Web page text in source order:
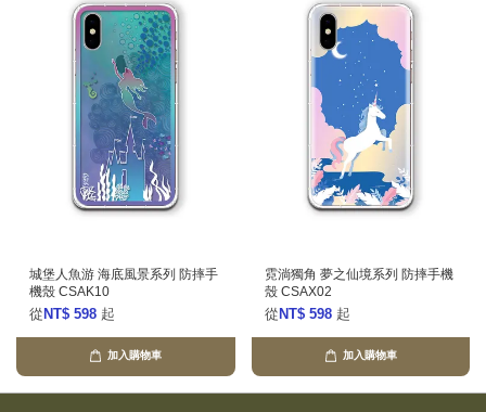
城堡人魚游 海底風景系列 防摔手
機殼 CSAK10
從 NT$ 598 起
加入購物車
霓淌獨角 夢之仙境系列 防摔手機
殼 CSAX02
從 NT$ 598 起
加入購物車